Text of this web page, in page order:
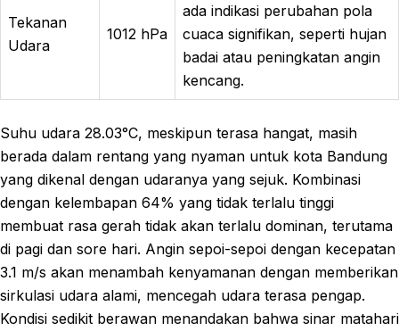
Tekanan
Udara
1012 hPa
ada indikasi perubahan pola
cuaca signifikan, seperti hujan
badai atau peningkatan angin
kencang.
Suhu udara 28.03°C, meskipun terasa hangat, masih
berada dalam rentang yang nyaman untuk kota Bandung
yang dikenal dengan udaranya yang sejuk. Kombinasi
dengan kelembapan 64% yang tidak terlalu tinggi
membuat rasa gerah tidak akan terlalu dominan, terutama
di pagi dan sore hari. Angin sepoi-sepoi dengan kecepatan
3.1 m/s akan menambah kenyamanan dengan memberikan
sirkulasi udara alami, mencegah udara terasa pengap.
Kondisi sedikit berawan menandakan bahwa sinar matahari